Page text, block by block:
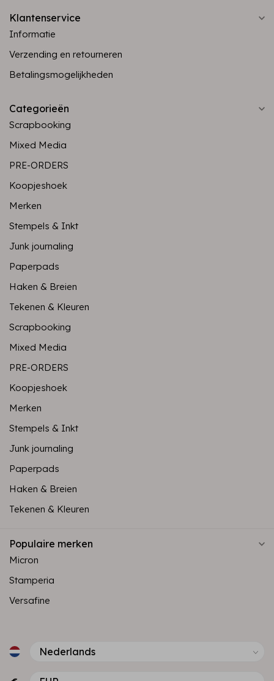
Klantenservice
Informatie
Verzending en retourneren
Betalingsmogelijkheden
Categorieën
Scrapbooking
Mixed Media
PRE-ORDERS
Koopjeshoek
Merken
Stempels & Inkt
Junk journaling
Paperpads
Haken & Breien
Tekenen & Kleuren
Scrapbooking
Mixed Media
PRE-ORDERS
Koopjeshoek
Merken
Stempels & Inkt
Junk journaling
Paperpads
Haken & Breien
Tekenen & Kleuren
Populaire merken
Micron
Stamperia
Versafine